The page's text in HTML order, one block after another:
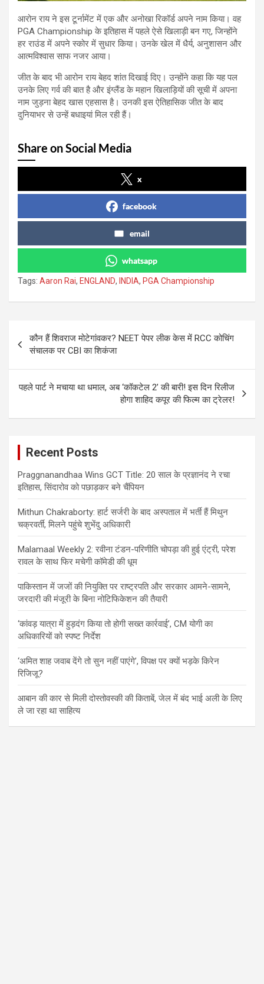
आरोन राय ने इस टूर्नामेंट में एक और अनोखा रिकॉर्ड अपने नाम किया। वह
PGA Championship के इतिहास में पहले ऐसे खिलाड़ी बन गए, जिन्होंने
हर राउंड में अपने स्कोर में सुधार किया। उनके खेल में धैर्य, अनुशासन और
आत्मविश्वास साफ नजर आया।
जीत के बाद भी आरोन राय बेहद शांत दिखाई दिए। उन्होंने कहा कि यह पल
उनके लिए गर्व की बात है और इंग्लैंड के महान खिलाड़ियों की सूची में अपना
नाम जुड़ना बेहद खास एहसास है। उनकी इस ऐतिहासिक जीत के बाद
दुनियाभर से उन्हें बधाइयां मिल रही हैं।
Share on Social Media
x
facebook
email
whatsapp
Tags: Aaron Rai, ENGLAND, INDIA, PGA Championship
Post
navigation
कौन हैं शिवराज मोटेगांवकर? NEET पेपर लीक केस में RCC कोचिंग
संचालक पर CBI का शिकंजा
पहले पार्ट ने मचाया था धमाल, अब ‘कॉकटेल 2’ की बारी! इस दिन रिलीज
होगा शाहिद कपूर की फिल्म का ट्रेलर!
Recent Posts
Praggnanandhaa Wins GCT Title: 20 साल के प्रज्ञानंद ने रचा
इतिहास, सिंदारोव को पछाड़कर बने चैंपियन
Mithun Chakraborty: हार्ट सर्जरी के बाद अस्पताल में भर्ती हैं मिथुन
चक्रवर्ती, मिलने पहुंचे शुभेंदु अधिकारी
Malamaal Weekly 2: रवीना टंडन-परिणीति चोपड़ा की हुई एंट्री, परेश
रावल के साथ फिर मचेगी कॉमेडी की धूम
पाकिस्तान में जजों की नियुक्ति पर राष्ट्रपति और सरकार आमने-सामने,
जरदारी की मंजूरी के बिना नोटिफिकेशन की तैयारी
‘कांवड़ यात्रा में हुड़दंग किया तो होगी सख्त कार्रवाई’, CM योगी का
अधिकारियों को स्पष्ट निर्देश
‘अमित शाह जवाब देंगे तो सुन नहीं पाएंगे’, विपक्ष पर क्यों भड़के किरेन
रिजिजू?
आबान की कार से मिली दोस्तोवस्की की किताबें, जेल में बंद भाई अली के लिए
ले जा रहा था साहित्य